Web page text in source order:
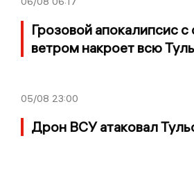
Грозовой апокалипсис
ветром накроет всю
05/08 23:00
Дрон ВСУ атаковал